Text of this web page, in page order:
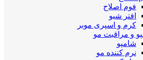
فوم اصلاح
افتر شیو
کرم و اسپری موبر
و مراقبت مو
شامپو
نرم کننده مو